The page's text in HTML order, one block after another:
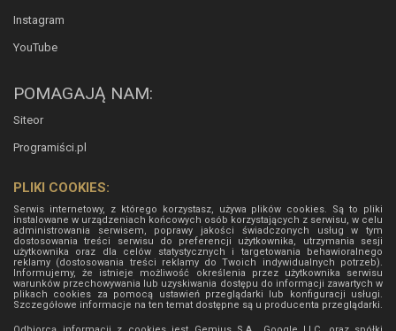
Instagram
YouTube
POMAGAJĄ NAM:
Siteor
Programiści.pl
PLIKI COOKIES:
Serwis internetowy, z którego korzystasz, używa plików cookies. Są to pliki
instalowane w urządzeniach końcowych osób korzystających z serwisu, w celu
administrowania serwisem, poprawy jakości świadczonych usług w tym
dostosowania treści serwisu do preferencji użytkownika, utrzymania sesji
użytkownika oraz dla celów statystycznych i targetowania behawioralnego
reklamy (dostosowania treści reklamy do Twoich indywidualnych potrzeb).
Informujemy, że istnieje możliwość określenia przez użytkownika serwisu
warunków przechowywania lub uzyskiwania dostępu do informacji zawartych w
plikach cookies za pomocą ustawień przeglądarki lub konfiguracji usługi.
Szczegółowe informacje na ten temat dostępne są u producenta przeglądarki.